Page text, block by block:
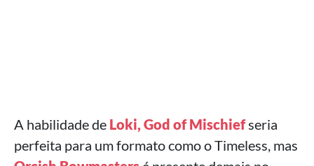
A habilidade de Loki, God of Mischiefseria
perfeita para um formato como o Timeless, mas